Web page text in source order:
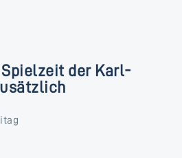
der Karl-